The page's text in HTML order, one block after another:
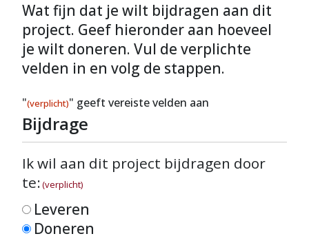
Wat fijn dat je wilt bijdragen aan dit
project. Geef hieronder aan hoeveel
je wilt doneren. Vul de verplichte
velden in en volg de stappen.
"(verplicht)" geeft vereiste velden aan
Bijdrage
Ik wil aan dit project bijdragen door
te:(verplicht)
Leveren
Doneren